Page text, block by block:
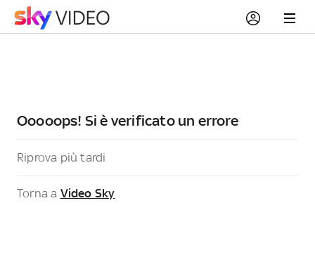
Ooooops! Si è verificato un errore
Riprova più tardi
Torna a Video Sky